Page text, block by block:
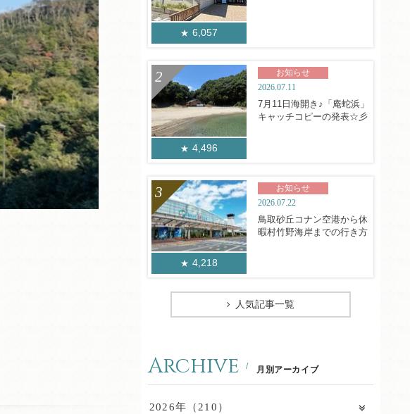
6,057
4,496
お知らせ
2026.07.11
7月11日海開き♪「庵蛇浜」
キャッチコピーの発表☆彡
4,218
お知らせ
2026.07.22
鳥取砂丘コナン空港から休
暇村竹野海岸までの行き方
人気記事一覧
Archive 月別アーカイブ
2026年（210）